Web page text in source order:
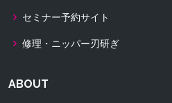
セミナー予約サイト
修理・ニッパー刃研ぎ
ABOUT